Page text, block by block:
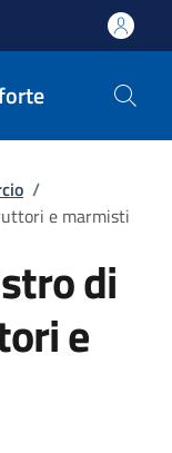
/
e marmisti
di
e